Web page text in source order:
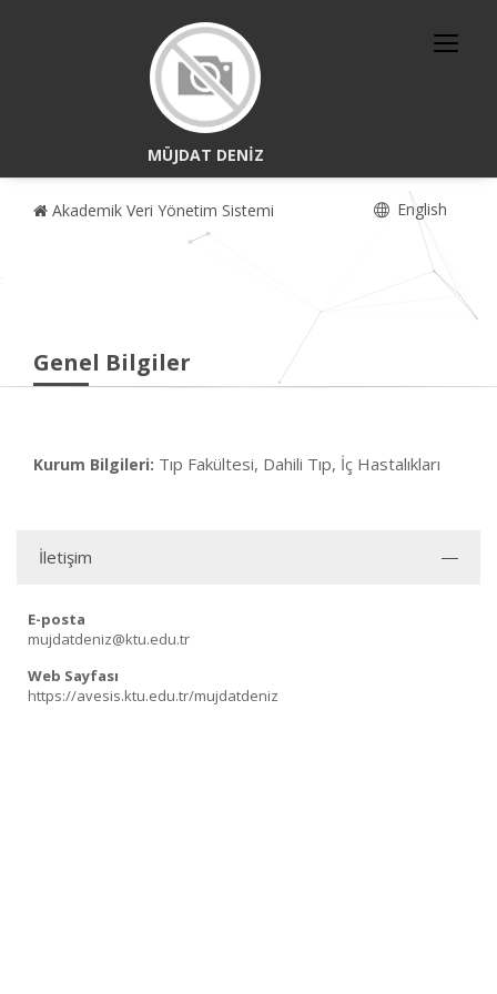
MÜJDAT DENİZ
Akademik Veri Yönetim Sistemi English
Genel Bilgiler
Kurum Bilgileri: Tıp Fakültesi, Dahili Tıp, İç Hastalıkları
İletişim
E-posta
mujdatdeniz@ktu.edu.tr
Web Sayfası
https://avesis.ktu.edu.tr/mujdatdeniz